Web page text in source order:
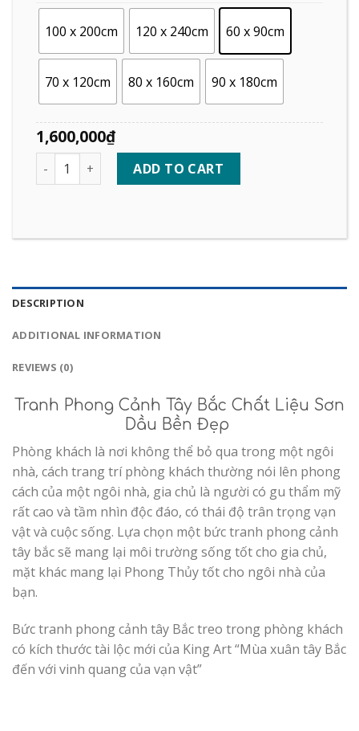
100 x 200cm 120 x 240cm 60 x 90cm
70 x 120cm 80 x 160cm 90 x 180cm
1,600,000₫
Quantity ADD TO CART
DESCRIPTION
ADDITIONAL INFORMATION
REVIEWS (0)
Tranh Phong Cảnh Tây Bắc Chất Liệu Sơn
Dầu Bền Đẹp
Phòng khách là nơi không thể bỏ qua trong một ngôi
nhà, cách trang trí phòng khách thường nói lên phong
cách của một ngôi nhà, gia chủ là người có gu thẩm mỹ
rất cao và tầm nhìn độc đáo, có thái độ trân trọng vạn
vật và cuộc sống. Lựa chọn một bức tranh phong cảnh
tây bắc sẽ mang lại môi trường sống tốt cho gia chủ,
mặt khác mang lại Phong Thủy tốt cho ngôi nhà của
bạn.
Bức tranh phong cảnh tây Bắc treo trong phòng khách
có kích thước tài lộc mới của King Art “Mùa xuân tây Bắc
đến với vinh quang của vạn vật”